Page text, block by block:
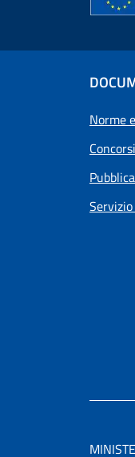
Norme
Concorsi